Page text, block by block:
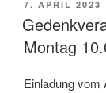
AM
7. APRIL 2023
Montag
Einladung vom